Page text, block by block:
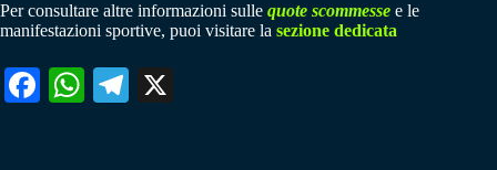
Per consultare altre informazioni sulle quote scommesse e le
manifestazioni sportive, puoi visitare la sezione dedicata
Fa W
Te